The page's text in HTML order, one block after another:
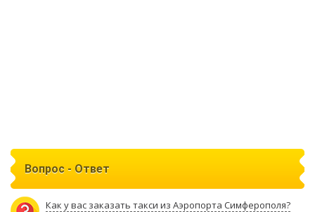
Вопрос - Ответ
Как у вас заказать такси из Аэропорта Симферополя?